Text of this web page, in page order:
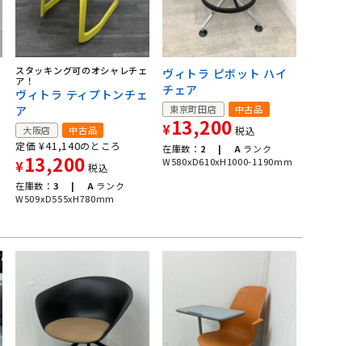
スタッキング可のオシャレチェ
ア！
ヴィトラ ティプトンチェ
ア
大阪店 中古品
定価 ¥41,140のところ
¥13,200 税込
在庫数： 3 | A ランク
W509xD555xH780mm
ヴィトラ ピボット ハイ
チェア
東京町田店 中古品
¥13,200 税込
在庫数： 2 | A ランク
W580xD610xH1000-1190mm